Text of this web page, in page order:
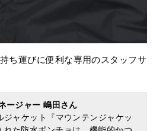
ち運びに便利な専用のスタッフサ
ージャー 嶋田さん
ジャケット『マウンテンジャケッ